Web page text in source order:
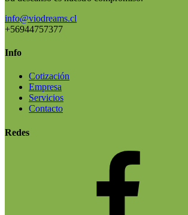
info@viodreams.cl
+56944757377
Info
Cotización
Empresa
Servicios
Contacto
Redes